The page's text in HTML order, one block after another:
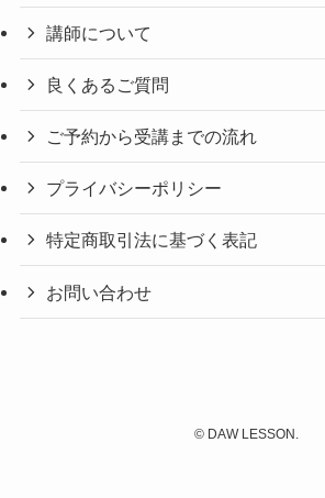
講師について
良くあるご質問
ご予約から受講までの流れ
プライバシーポリシー
特定商取引法に基づく表記
お問い合わせ
©DAW LESSON.